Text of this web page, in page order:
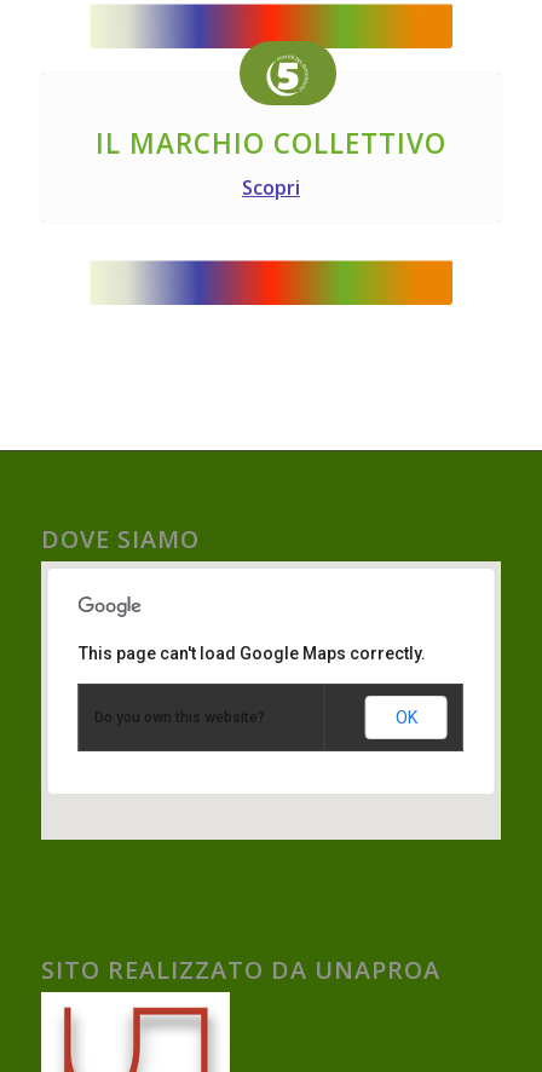
IL MARCHIO COLLETTIVO
Scopri
DOVE SIAMO
This page can't load Google Maps correctly.
Do you own this website? OK
SITO REALIZZATO DA UNAPROA